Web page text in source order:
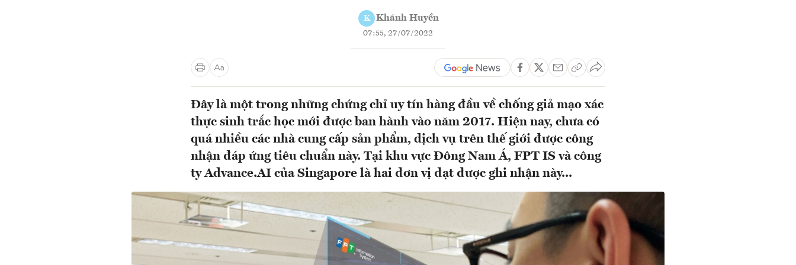
K Khánh Huyền
07:55, 27/07/2022
Đây là một trong những chứng chỉ uy tín hàng đầu về chống giả mạo xác
thực sinh trắc học mới được ban hành vào năm 2017. Hiện nay, chưa có
quá nhiều các nhà cung cấp sản phẩm, dịch vụ trên thế giới được công
nhận đáp ứng tiêu chuẩn này. Tại khu vực Đông Nam Á, FPT IS và công
ty Advance.AI của Singapore là hai đơn vị đạt được ghi nhận này...